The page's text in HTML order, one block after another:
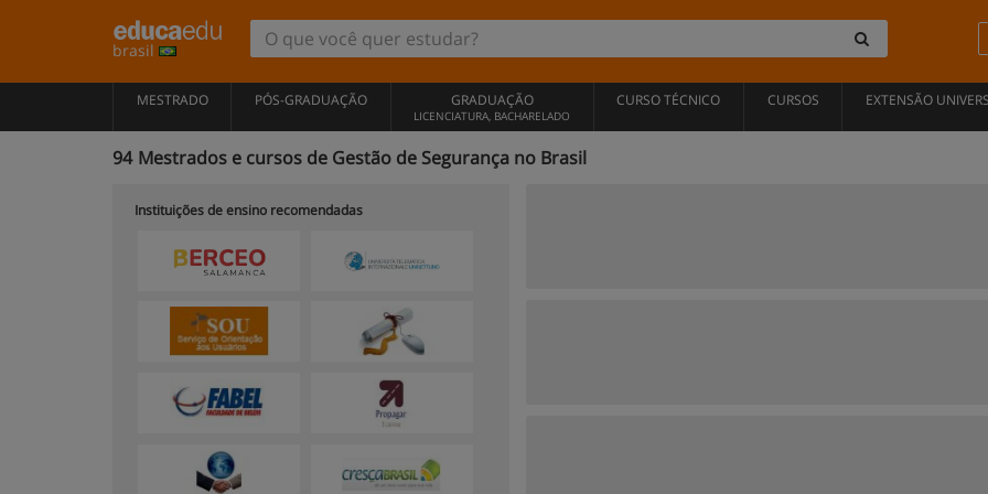
brasil
MESTRADO PÓS-GRADUAÇÃO GRADUAÇÃO
LICENCIATURA, BACHARELADO
CURSO TÉCNICO CURSOS EXTENSÃO
94 Mestrados e cursos de Gestão de Segurança no Brasil
Instituições de ensino recomendadas